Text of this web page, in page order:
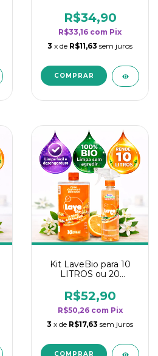
rendimento da
categoria - Flor de
Laranjeira
R$34,90
R$33,16 com Pix
3 x de R$11,63 sem juros
Kit LaveBio para 10
LITROS ou 20
rendimento da
categoria - Flor de
Laranjeira
R$52,90
R$50,26 com Pix
3 x de R$17,63 sem juros